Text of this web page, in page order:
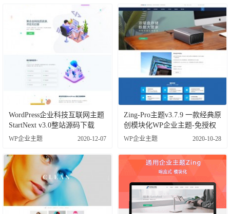
WordPress企业科技互联网主题
StartNext v3.0整站源码下载
WP企业主题 2020-12-07
Zing-Pro主题v3.7.9 一款经典原
创模块化WP企业主题-免授权
WP企业主题 2020-10-28